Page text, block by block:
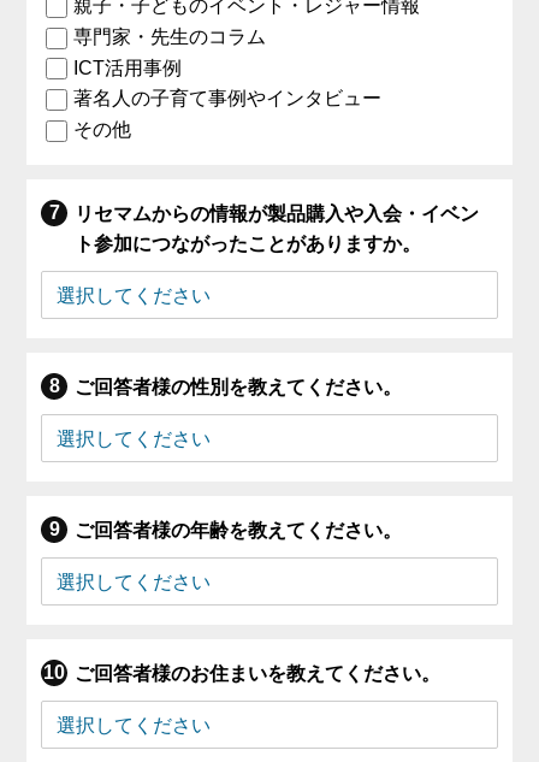
親子・子どものイベント・レジャー情報
専門家・先生のコラム
ICT活用事例
著名人の子育て事例やインタビュー
その他
リセマムからの情報が製品購入や入会・イベン
ト参加につながったことがありますか。
ご回答者様の性別を教えてください。
ご回答者様の年齢を教えてください。
ご回答者様のお住まいを教えてください。